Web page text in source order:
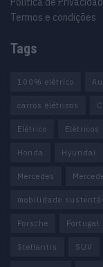
Termos e condições
Tags
100% elétrico
carros elétricos
Elétrico Elétricos
Honda Hyundai
Mercedes
mobilidade
Porsche Portugal
Stellantis SUV